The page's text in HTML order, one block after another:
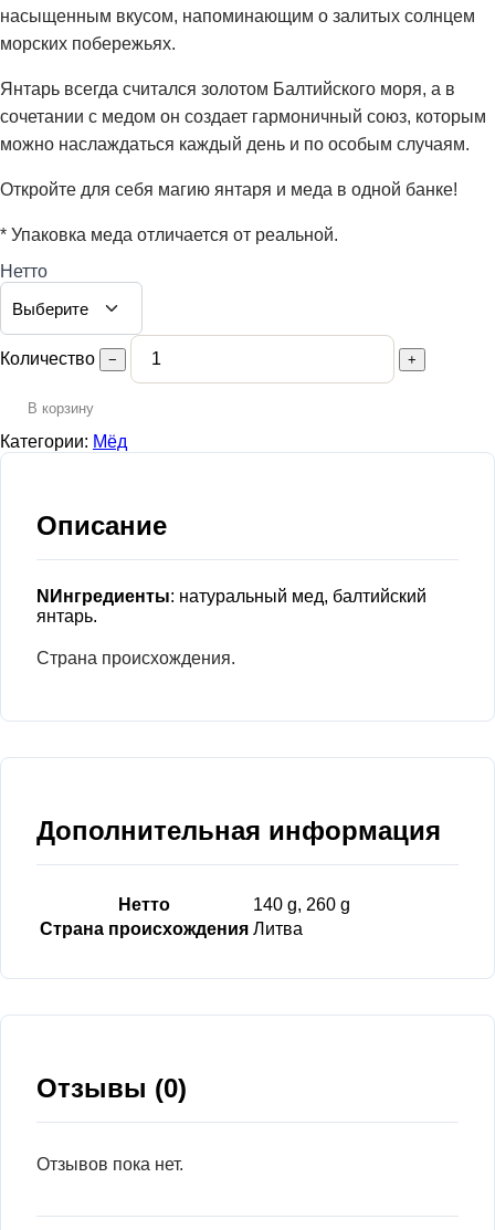
насыщенным вкусом, напоминающим о залитых солнцем
морских побережьях.
Янтарь всегда считался золотом Балтийского моря, а в
сочетании с медом он создает гармоничный союз, которым
можно наслаждаться каждый день и по особым случаям.
Откройте для себя магию янтаря и меда в одной банке!
* Упаковка меда отличается от реальной.
Нетто
Количество − +
В корзину
Категории: Мёд
Описание
NИнгредиенты: натуральный мед, балтийский
янтарь.
Страна происхождения.
Дополнительная информация
Нетто
140 g, 260 g
Страна происхождения Литва
Отзывы (0)
Отзывов пока нет.